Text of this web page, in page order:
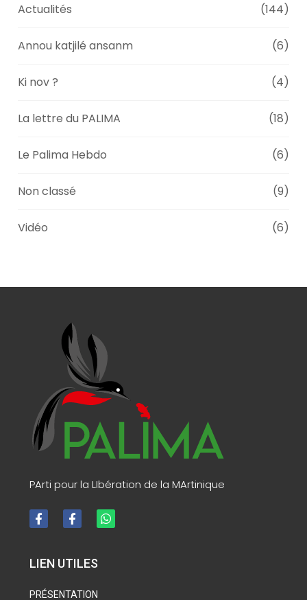
Actualités (144)
Annou katjilé ansanm (6)
Ki nov ? (4)
La lettre du PALIMA (18)
Le Palima Hebdo (6)
Non classé (9)
Vidéo (6)
PArti pour la LIbération de la MArtinique
LIEN UTILES
PRÉSENTATION